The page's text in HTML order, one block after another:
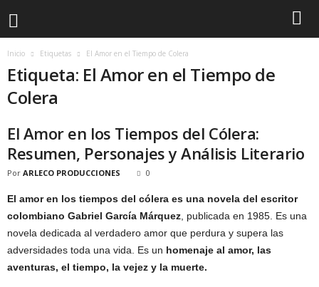
Inicio Etiquetas El Amor en el Tiempo de Colera
Etiqueta: El Amor en el Tiempo de
Colera
El Amor en los Tiempos del Cólera:
Resumen, Personajes y Análisis Literario
Por ARLECO PRODUCCIONES 0
El amor en los tiempos del cólera es una novela del escritor
colombiano Gabriel García Márquez , publicada en 1985. Es una
novela dedicada al verdadero amor que perdura y supera las
adversidades toda una vida. Es un homenaje al amor, las
aventuras, el tiempo, la vejez y la muerte.